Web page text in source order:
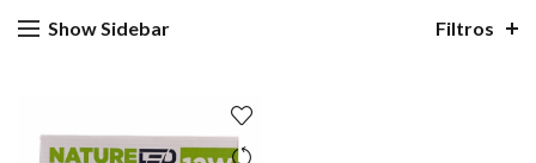
Show Sidebar Filtros